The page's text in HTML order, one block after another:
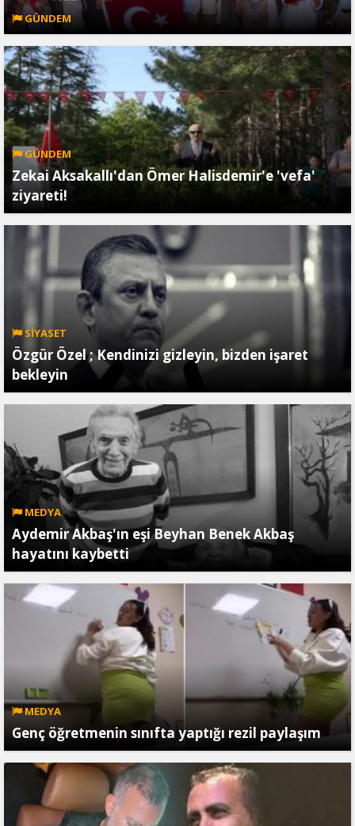
GÜNDEM
GÜNDEM
Zekai Aksakallı'dan Ömer Halisdemir'e 'vefa'
ziyareti!
SİYASET
Özgür Özel ; Kendinizi gizleyin, bizden işaret
bekleyin
MEDYA
Aydemir Akbaş'ın eşi Beyhan Benek Akbaş
hayatını kaybetti
MEDYA
Genç öğretmenin sınıfta yaptığı rezil paylaşım